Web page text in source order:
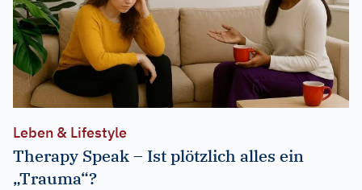
Leben & Lifestyle
Therapy Speak – Ist plötzlich alles ein
„Trauma“?